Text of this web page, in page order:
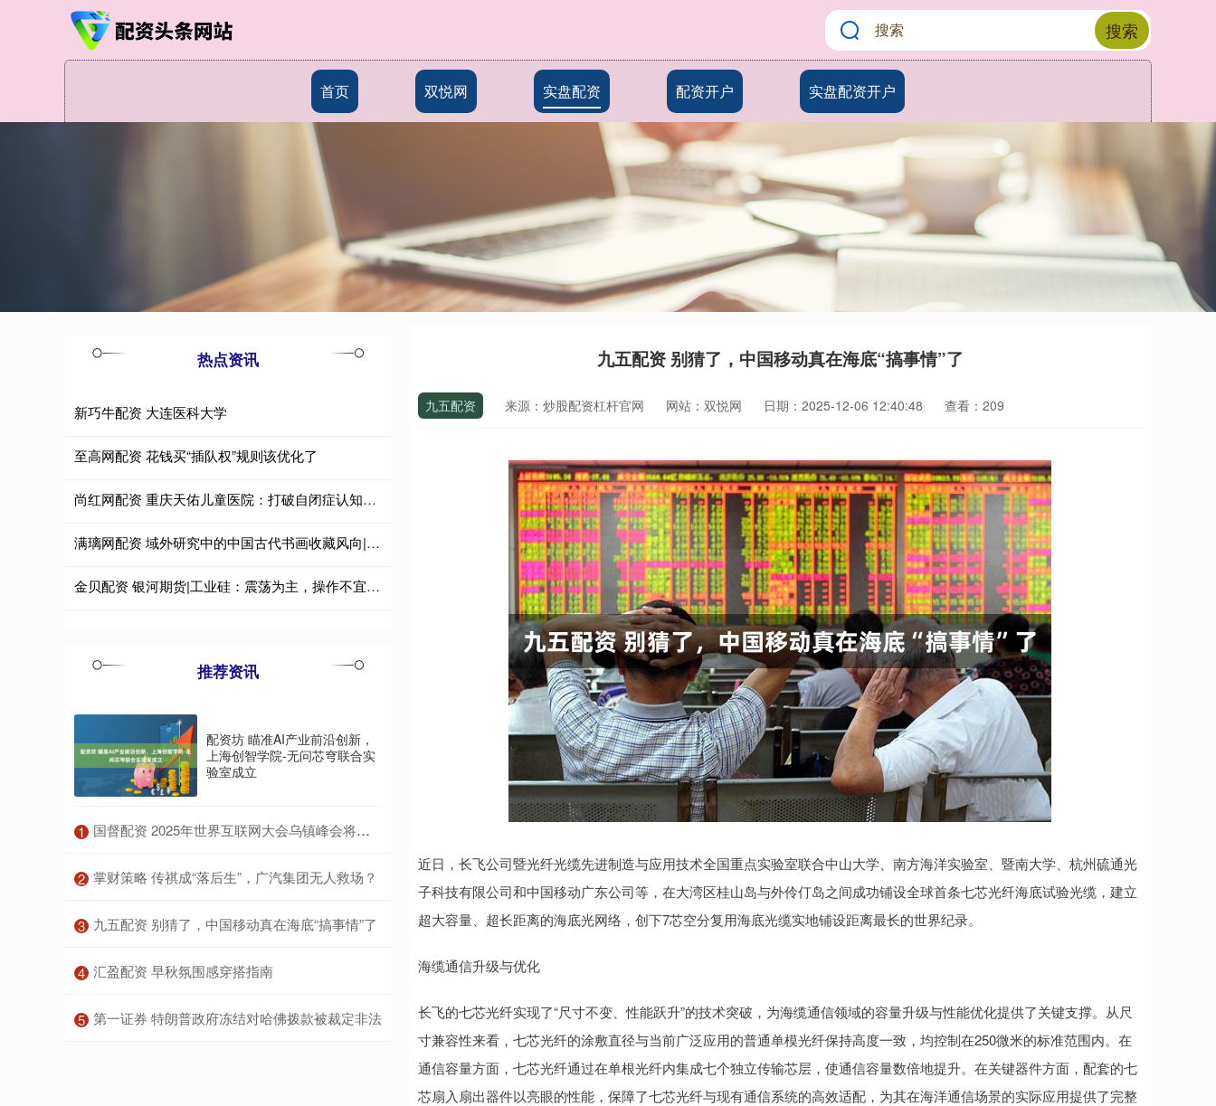
搜索
首页 双悦网 实盘配资 配资开户 实盘配资开户
九五配资 别猜了，中国移动真在海底“搞事情”了
九五配资 来源：炒股配资杠杆官网 网站：双悦网 日期：2025-12-06 12:40:48 查看：209
近日，长飞公司暨光纤光缆先进制造与应用技术全国重点实验室联合中山大学、南方海洋实验室、暨南大学、杭州硫通光
子科技有限公司和中国移动广东公司等，在大湾区桂山岛与外伶仃岛之间成功铺设全球首条七芯光纤海底试验光缆，建立
超大容量、超长距离的海底光网络，创下7芯空分复用海底光缆实地铺设距离最长的世界纪录。
海缆通信升级与优化
长飞的七芯光纤实现了“尺寸不变、性能跃升”的技术突破，为海缆通信领域的容量升级与性能优化提供了关键支撑。从尺
寸兼容性来看，七芯光纤的涂敷直径与当前广泛应用的普通单模光纤保持高度一致，均控制在250微米的标准范围内。在
通信容量方面，七芯光纤通过在单根光纤内集成七个独立传输芯层，使通信容量数倍地提升。在关键器件方面，配套的七
芯扇入扇出器件以亮眼的性能，保障了七芯光纤与现有通信系统的高效适配，为其在海洋通信场景的实际应用提供了完整
热点资讯
新巧牛配资 大连医科大学
至高网配资 花钱买“插队权”规则该优化了
尚红网配资 重庆天佑儿童医院：打破自闭症认知误区，这些真相你必须知道！
满璃网配资 域外研究中的中国古代书画收藏风向|流通作用对收藏起效甚高
金贝配资 银河期货|工业硅：震荡为主，操作不宜追涨杀跌。
推荐资讯
配资坊 瞄准AI产业前沿创新，
上海创智学院-无问芯穹联合实
验室成立
1 ​国督配资 2025年世界互联网大会乌镇峰会将于11月6日至9日举办
2 ​掌财策略 传祺成“落后生”，广汽集团无人救场？
3 ​九五配资 别猜了，中国移动真在海底“搞事情”了
4 ​汇盈配资 早秋氛围感穿搭指南
5 ​第一证券 特朗普政府冻结对哈佛拨款被裁定非法